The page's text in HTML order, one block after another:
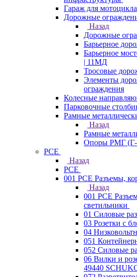
Гараж для мотоцикла
Дорожные
Назад
Дорожные
Барьерное
Барьерное
| 11МД
Тросовые
Элементы
ограждения
Колесные
Парковочные
Рамные
Назад
Рамные
Опоры РМГ (Г-
PCE
Назад
PCE
001 PCE Разъемы,
Назад
001 PCE
светильники
01 Силовые
03 Розетки с
04
051
052 Силовые
06 Вилки и
49440